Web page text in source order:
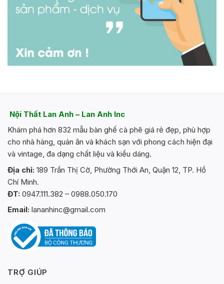
Nội Thất Lan Anh – Lan Anh Inc
Khám phá hơn 832 mẫu bàn ghế cà phê giá rẻ đẹp, phù hợp
cho nhà hàng, quán ăn và khách sạn với phong cách hiện đại
và vintage, đa dạng chất liệu và kiểu dáng.
Địa chỉ: 189 Trần Thị Cờ, Phường Thới An, Quận 12, TP. Hồ
Chí Minh.
ĐT: 0947.111.382 – 0988.050.170
Email: lananhinc@gmail.com
TRỢ GIÚP